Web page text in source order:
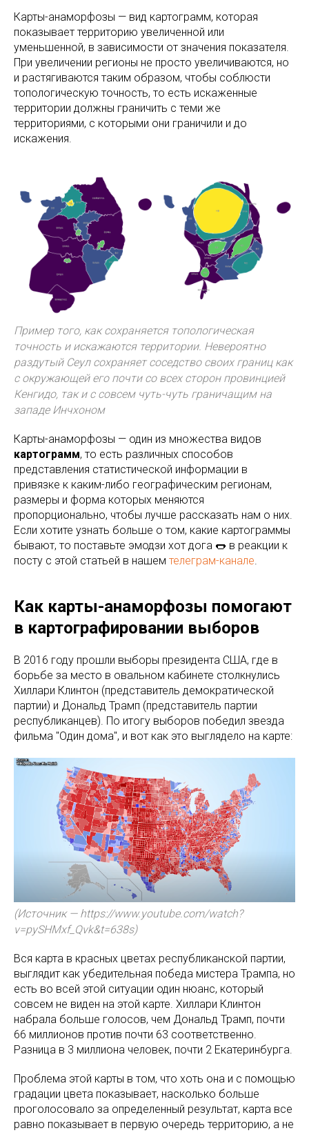
Карты-анаморфозы — вид картограмм, которая
показывает территорию увеличенной или
уменьшенной, в зависимости от значения показателя.
При увеличении регионы не просто увеличиваются, но
и растягиваются таким образом, чтобы соблюсти
топологическую точность, то есть искаженные
территории должны граничить с теми же
территориями, с которыми они граничили и до
искажения.
Пример того, как сохраняется топологическая
точность и искажаются территории. Невероятно
раздутый Сеул сохраняет соседство своих границ как
с окружающей его почти со всех сторон провинцией
Кенгидо, так и с совсем чуть-чуть граничащим на
западе Инчхоном
Карты-анаморфозы — один из множества видов
картограмм, то есть различных способов
представления статистической информации в
привязке к каким-либо географическим регионам,
размеры и форма которых меняются
пропорционально, чтобы лучше рассказать нам о них.
Если хотите узнать больше о том, какие картограммы
бывают, то поставьте эмодзи хот дога 🌭 в реакции к
посту с этой статьей в нашем телеграм-канале.
Как карты-анаморфозы помогают
в картографировании выборов
В 2016 году прошли выборы президента США, где в
борьбе за место в овальном кабинете столкнулись
Хиллари Клинтон (представитель демократической
партии) и Дональд Трамп (представитель партии
республиканцев). По итогу выборов победил звезда
фильма "Один дома", и вот как это выглядело на карте:
(Источник — https://www.youtube.com/watch?
v=pySHMxf_Qvk&t=638s)
Вся карта в красных цветах республиканской партии,
выглядит как убедительная победа мистера Трампа, но
есть во всей этой ситуации один нюанс, который
совсем не виден на этой карте. Хиллари Клинтон
набрала больше голосов, чем Дональд Трамп, почти
66 миллионов против почти 63 соответственно.
Разница в 3 миллиона человек, почти 2 Екатеринбурга.
Проблема этой карты в том, что хоть она и с помощью
градации цвета показывает, насколько больше
проголосовало за определенный результат, карта все
равно показывает в первую очередь территорию, а не